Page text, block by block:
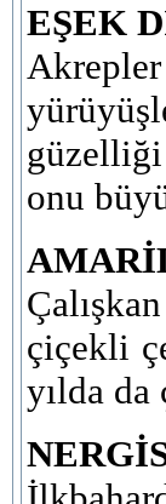
EŞEK
onu
çiçekli
yılda da